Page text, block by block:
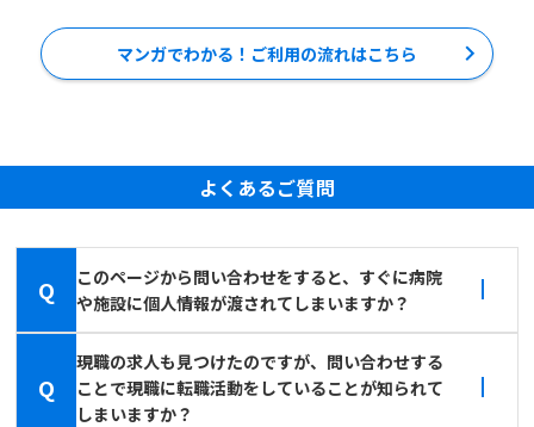
マンガでわかる！ご利用の流れはこちら
よくあるご質問
Q
このページから問い合わせをすると、すぐに病院
や施設に個人情報が渡されてしまいますか？
Q
現職の求人も見つけたのですが、問い合わせする
ことで現職に転職活動をしていることが知られて
しまいますか？